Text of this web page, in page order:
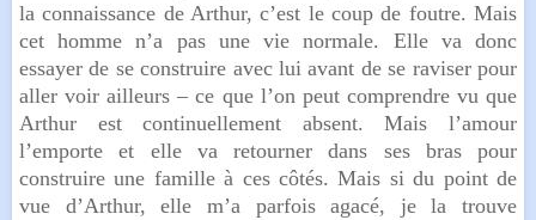
la connaissance de Arthur, c’est le coup de foutre. Mais
cet homme n’a pas une vie normale. Elle va donc
essayer de se construire avec lui avant de se raviser pour
aller voir ailleurs – ce que l’on peut comprendre vu que
Arthur est continuellement absent. Mais l’amour
l’emporte et elle va retourner dans ses bras pour
construire une famille à ces côtés. Mais si du point de
vue d’Arthur, elle m’a parfois agacé, je la trouve